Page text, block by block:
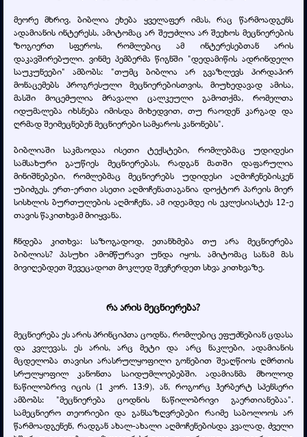
მეორე მხრივ, ბიბლია ეხება ყველაფერ იმას, რაც წარმოადგენს
ადამიანის ინტერესს, ამიტომაც არ შეუძლია არ შეეხოს მეცნიერების
ზოგიერთ სფეროს, რომლებიც ამ ინტერესებთან არის
დაკავშირებული. ვინმე პემბერმა წიგნში "დედამიწის ადრინდელი
საუკუნეები" ამბობს: "თუმც ბიბლია არ გვაზლევს პირდაპირ
მონაცემებს პროგრესული მეცნიერებისთვის, მიუხედავად ამისა,
მასში მოცემულია მრავალი ცალკეული გამოთქმა, რომელთა
იდუმალება იხსნება იმისდა მიხედვით, თუ რაოდენ კარგად და
ღრმად შეიმეცნებენ მეცნიერები სამყაროს კანონებს".
ბიბლიაში საკმაოდაა ისეთი ტექსტები, რომლებმაც უდიდესი
სამსახური გაუწიეს მეცნიერებას, რადგან მათში დაფარულია
მინიშნებები, რომლებმაც მეცნიერებს უდიდესი აღმოჩენებისკენ
უბიძგეს. ერთ-ერთი ასეთი აღმოჩენათაგანია დოქტორ პარეის მიერ
სისხლის ბურთულების აღმოჩენა, ამ იდეამდე ის ეკლესიასტეს 12-ე
თავის წაკითხვამ მიიყვანა.
ჩნდება კითხვა: საზოგადოდ, ეთანხმება თუ არა მეცნიერება
ბიბლიას? პასუხი ამომწურავი უნდა იყოს. ამიტომაც სანამ მას
მივიღებდეთ შევეცადოთ მოკლედ შევჩერდეთ სხვა კითხვაზე.
რა არის მეცნიერება?
მეცნიერება ეს არის პრინციპთა ცოდნა, რომლებიც ეფუძნებიან ცდასა
და კვლევას. ეს არის, არც მეტი და არც ნაკლები, ადამიანის
მცდელობა თავისი არასრულყოფილი გონებით შეაღწიოს ღმრთის
სრულყოფილ კანონთა საიდუმლოებებში. ადამიანმა მხოლოდ
ნაწილობრივ იცის (1 კორ. 13:9), ან, როგორც ჰერბერტ სპენსერი
ამბობს: "მეცნიერება ცოდნის ნაწილობრივი გაერთიანებაა".
სამეცნიერო თეორიები და განსაზღვრებები რაიმე საბოლოოს არ
წარმოადგენენ, რადგან ახალ-ახალი აღმოჩენებისდა კვალად, ძველი